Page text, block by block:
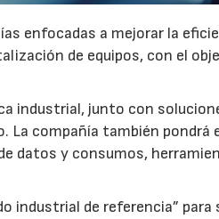
enfocadas a mejorar la
de equipos, con el
industrial, junto con
compañía también pondrá
datos y consumos,
industrial de referencia”
30/